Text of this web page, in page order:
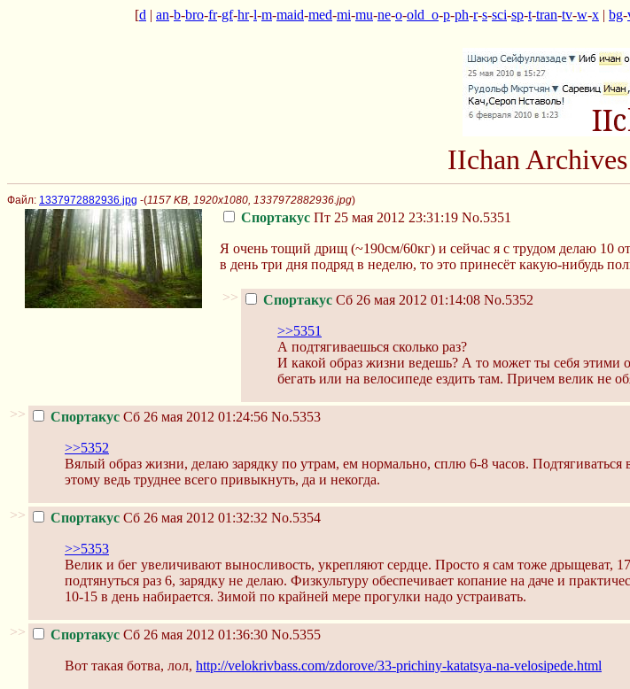
[d | an-b-bro-fr-gf-hr-l-m-maid-med-mi-mu-ne-o-old_o-p-ph-r-s-sci-sp-t-tran-tv-w-x | bg-
IIchan
Файл: 1337972882936.jpg -(1157 KB, 1920x1080, 1337972882936.jpg)
Спортакус Пт 25 мая 2012 23:31:19 No.5351
Я очень тощий дрищ (~190см/60кг) и сейчас я с трудом делаю 10
в день три дня подряд в неделю, то это принесёт какую-нибудь
>> Спортакус Сб 26 мая 2012 01:14:08 No.5352
>>5351
А подтягиваешься сколько раз?
И какой образ жизни ведешь? А то может ты себя
бегать или на велосипеде ездить там. Причем велик не
>> Спортакус Сб 26 мая 2012 01:24:56 No.5353
>>5352
Вялый образ жизни, делаю зарядку по утрам, ем нормально, сплю 6-8 часов.
этому ведь труднее всего привыкнуть, да и некогда.
>> Спортакус Сб 26 мая 2012 01:32:32 No.5354
>>5353
Велик и бег увеличивают выносливость, укрепляют сердце. Просто я сам тоже дрыщеват,
подтянуться раз 6, зарядку не делаю. Физкультуру обеспечивает копание на даче и
10-15 в день набирается. Зимой по крайней мере прогулки надо устраивать.
>> Спортакус Сб 26 мая 2012 01:36:30 No.5355
Вот такая ботва, лол, http://velokrivbass.com/zdorove/33-prichiny-katatsya-na-velosipede.html